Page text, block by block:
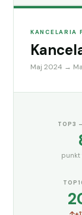
KANCELARIA
Maj 2024 →
TOP3
punkt